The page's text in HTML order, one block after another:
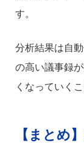
す。
分析結果は自
の高い議事録
くなっていく
【まとめ